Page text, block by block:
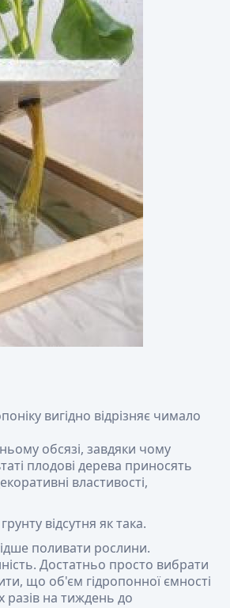
вигідно відрізняє чимало
обсязі, завдяки чому
плодові дерева приносять
властивості,
відсутня як така.
поливати рослини.
Достатньо просто вибрати
що об'єм гідропонної ємності
разів на тиждень до